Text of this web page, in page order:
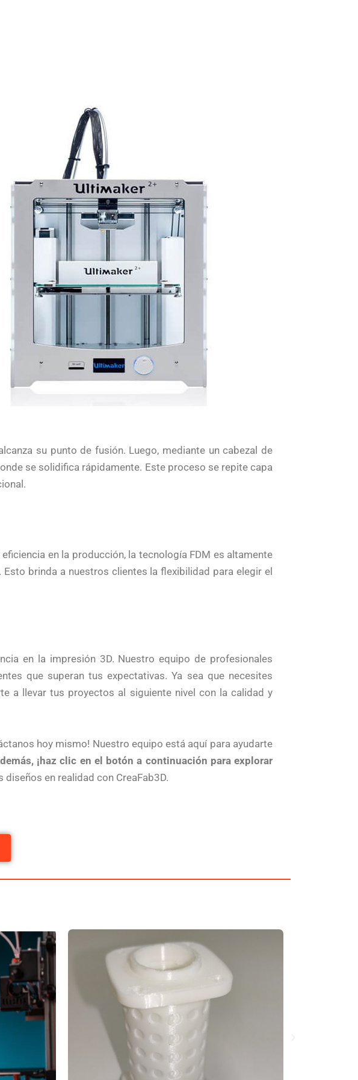
su punto de fusión. Luego, mediante un cabezal de
se solidifica rápidamente. Este proceso se repite capa
en la producción, la tecnología FDM es altamente
brinda a nuestros clientes la flexibilidad para elegir el
en la impresión 3D. Nuestro equipo de profesionales
que superan tus expectativas. Ya sea que necesites
a llevar tus proyectos al siguiente nivel con la calidad y
hoy mismo! Nuestro equipo está aquí para ayudarte
¡haz clic en el botón a continuación para explorar
diseños en realidad con CreaFab3D.